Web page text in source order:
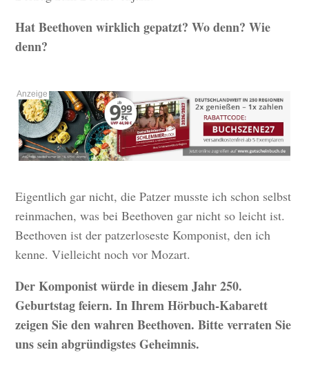
Hat Beethoven wirklich gepatzt? Wo denn? Wie
denn?
Eigentlich gar nicht, die Patzer musste ich schon selbst
reinmachen, was bei Beethoven gar nicht so leicht ist.
Beethoven ist der patzerloseste Komponist, den ich
kenne. Vielleicht noch vor Mozart.
Der Komponist würde in diesem Jahr 250.
Geburtstag feiern. In Ihrem Hörbuch-Kabarett
zeigen Sie den wahren Beethoven. Bitte verraten Sie
uns sein abgründigstes Geheimnis.